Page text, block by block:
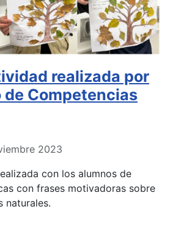
realizada por
de Competencias
2023
con los alumnos de
con frases motivadoras sobre
naturales.